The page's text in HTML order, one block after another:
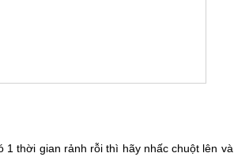
thời gian rảnh rỗi thì hãy nhấc chuột lên